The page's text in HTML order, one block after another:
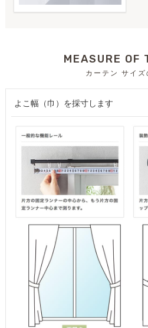
MEASURE OF
カーテン サイズ
よこ幅（巾）を採寸します